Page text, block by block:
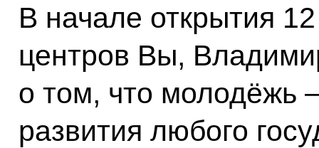
В начале открытия
центров Вы,
о том, что молодёжь
развития любого